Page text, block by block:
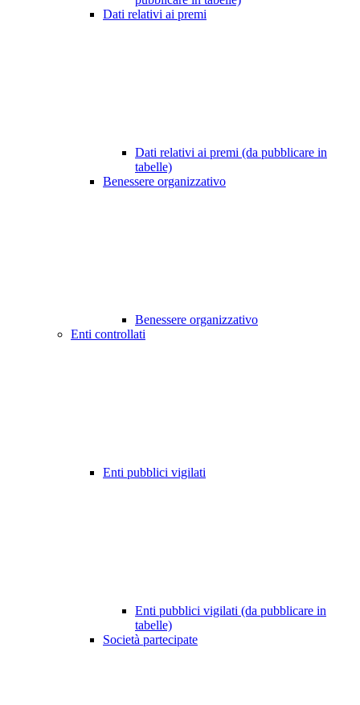
Dati relativi ai premi
Dati relativi ai premi (da pubblicare in
tabelle)
Benessere organizzativo
Benessere organizzativo
Enti controllati
Enti pubblici vigilati
Enti pubblici vigilati (da pubblicare in
tabelle)
Società partecipate